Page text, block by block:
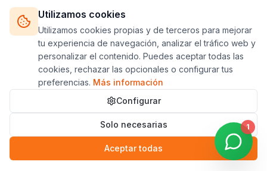
Aviso Legal
Política de Privacidad
Política de Cookies
Configurar Cookies
©2026Ecoim.es — Web desarrollada por Marco López, CEO
NeonX.es y LevelHouseReformas.com
Utilizamos cookies
Utilizamos cookies propias y de terceros para mejorar
tu experiencia de navegación, analizar el tráfico web y
personalizar el contenido. Puedes aceptar todas las
cookies, rechazar las opcionales o configurar tus
preferencias. Más información
Configurar
Solo necesarias
Aceptar todas
1